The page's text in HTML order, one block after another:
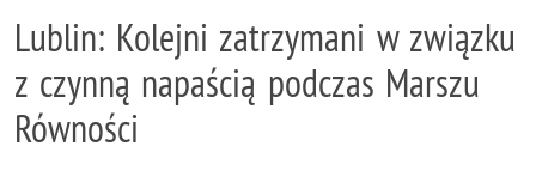
Lublin: Kolejni zatrzymani w związku
z czynną napaścią podczas Marszu
Równości